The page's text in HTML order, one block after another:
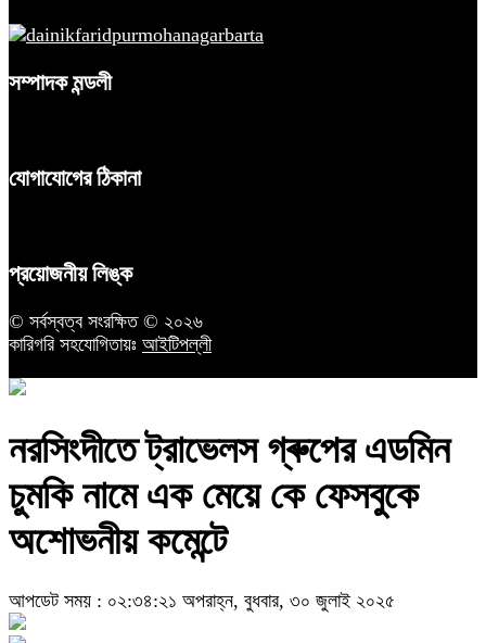
সম্পাদক মন্ডলী
যোগাযোগের ঠিকানা
প্রয়োজনীয় লিঙ্ক
© সর্বস্বত্ব সংরক্ষিত © ২০২৬
কারিগরি সহযোগিতায়ঃ আইটিপল্লী
নরসিংদীতে ট্রাভেলস গ্ৰুপের এডমিন
চুমকি নামে এক মেয়ে কে ফেসবুকে
অশোভনীয় কমেন্টে
আপডেট সময় : ০২:৩৪:২১ অপরাহ্ন, বুধবার, ৩০ জুলাই ২০২৫